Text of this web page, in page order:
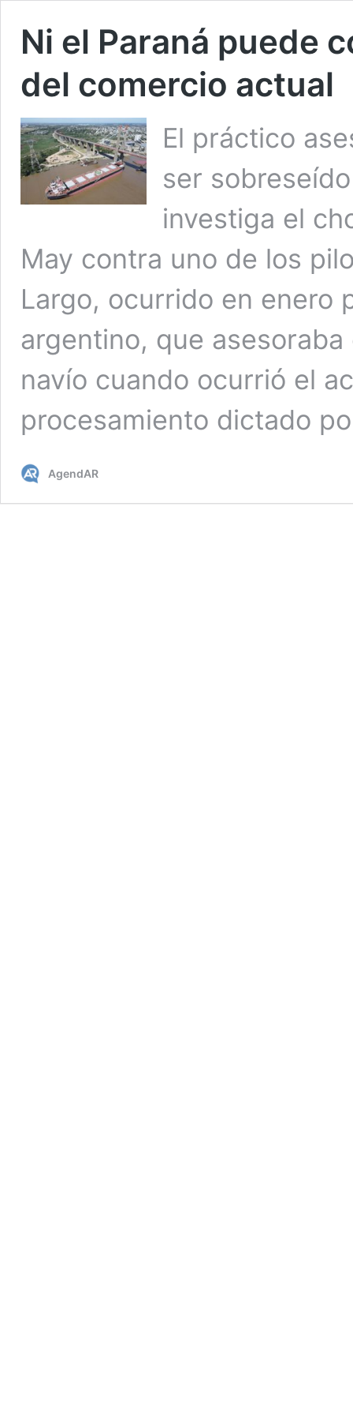
Ni el Paraná puede
del comercio actual
El práctico
ser
investiga el
May contra uno de los
Largo, ocurrido en enero
argentino, que
navío cuando ocurrió el
procesamiento dictado
AgendAR